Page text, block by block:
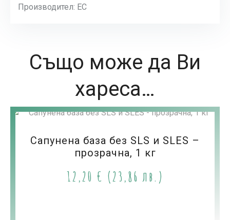
Производител: ЕС
Също може да Ви
хареса…
Сапунена база без SLS и SLES –
прозрачна, 1 кг
12,20 € (23,86 лв.)